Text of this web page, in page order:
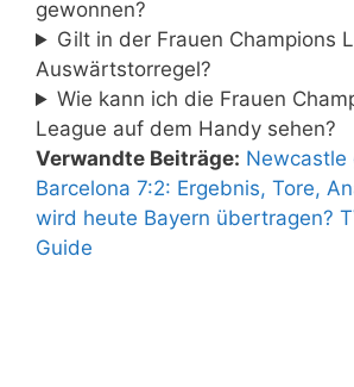
gewonnen?
Gilt in der Frauen Champions
Auswärtstorregel?
Wie kann ich die Frauen
League auf dem Handy sehen?
Verwandte Beiträge: Newcastle
Barcelona 7:2: Ergebnis, Tore,
wird heute Bayern übertragen?
Guide